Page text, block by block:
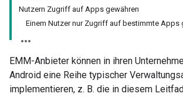
Nutzern Zugriff auf Apps gewähren
Einem Nutzer nur Zugriff auf bestimmte Apps
EMM-Anbieter können in ihren
Android eine Reihe typischer
implementieren, z. B. die in diesem